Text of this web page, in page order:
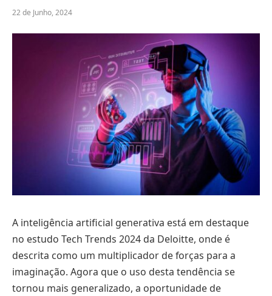
22 de Junho, 2024
A inteligência artificial generativa está em destaque
no estudo Tech Trends 2024 da Deloitte, onde é
descrita como um multiplicador de forças para a
imaginação. Agora que o uso desta tendência se
tornou mais generalizado, a oportunidade de